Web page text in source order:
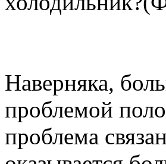
Наверняка,
проблемой
проблема